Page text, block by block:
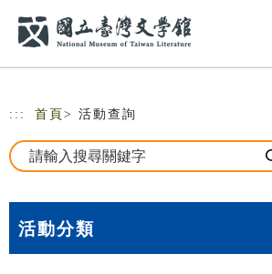
::: 首頁 > 活動查詢
活動分類